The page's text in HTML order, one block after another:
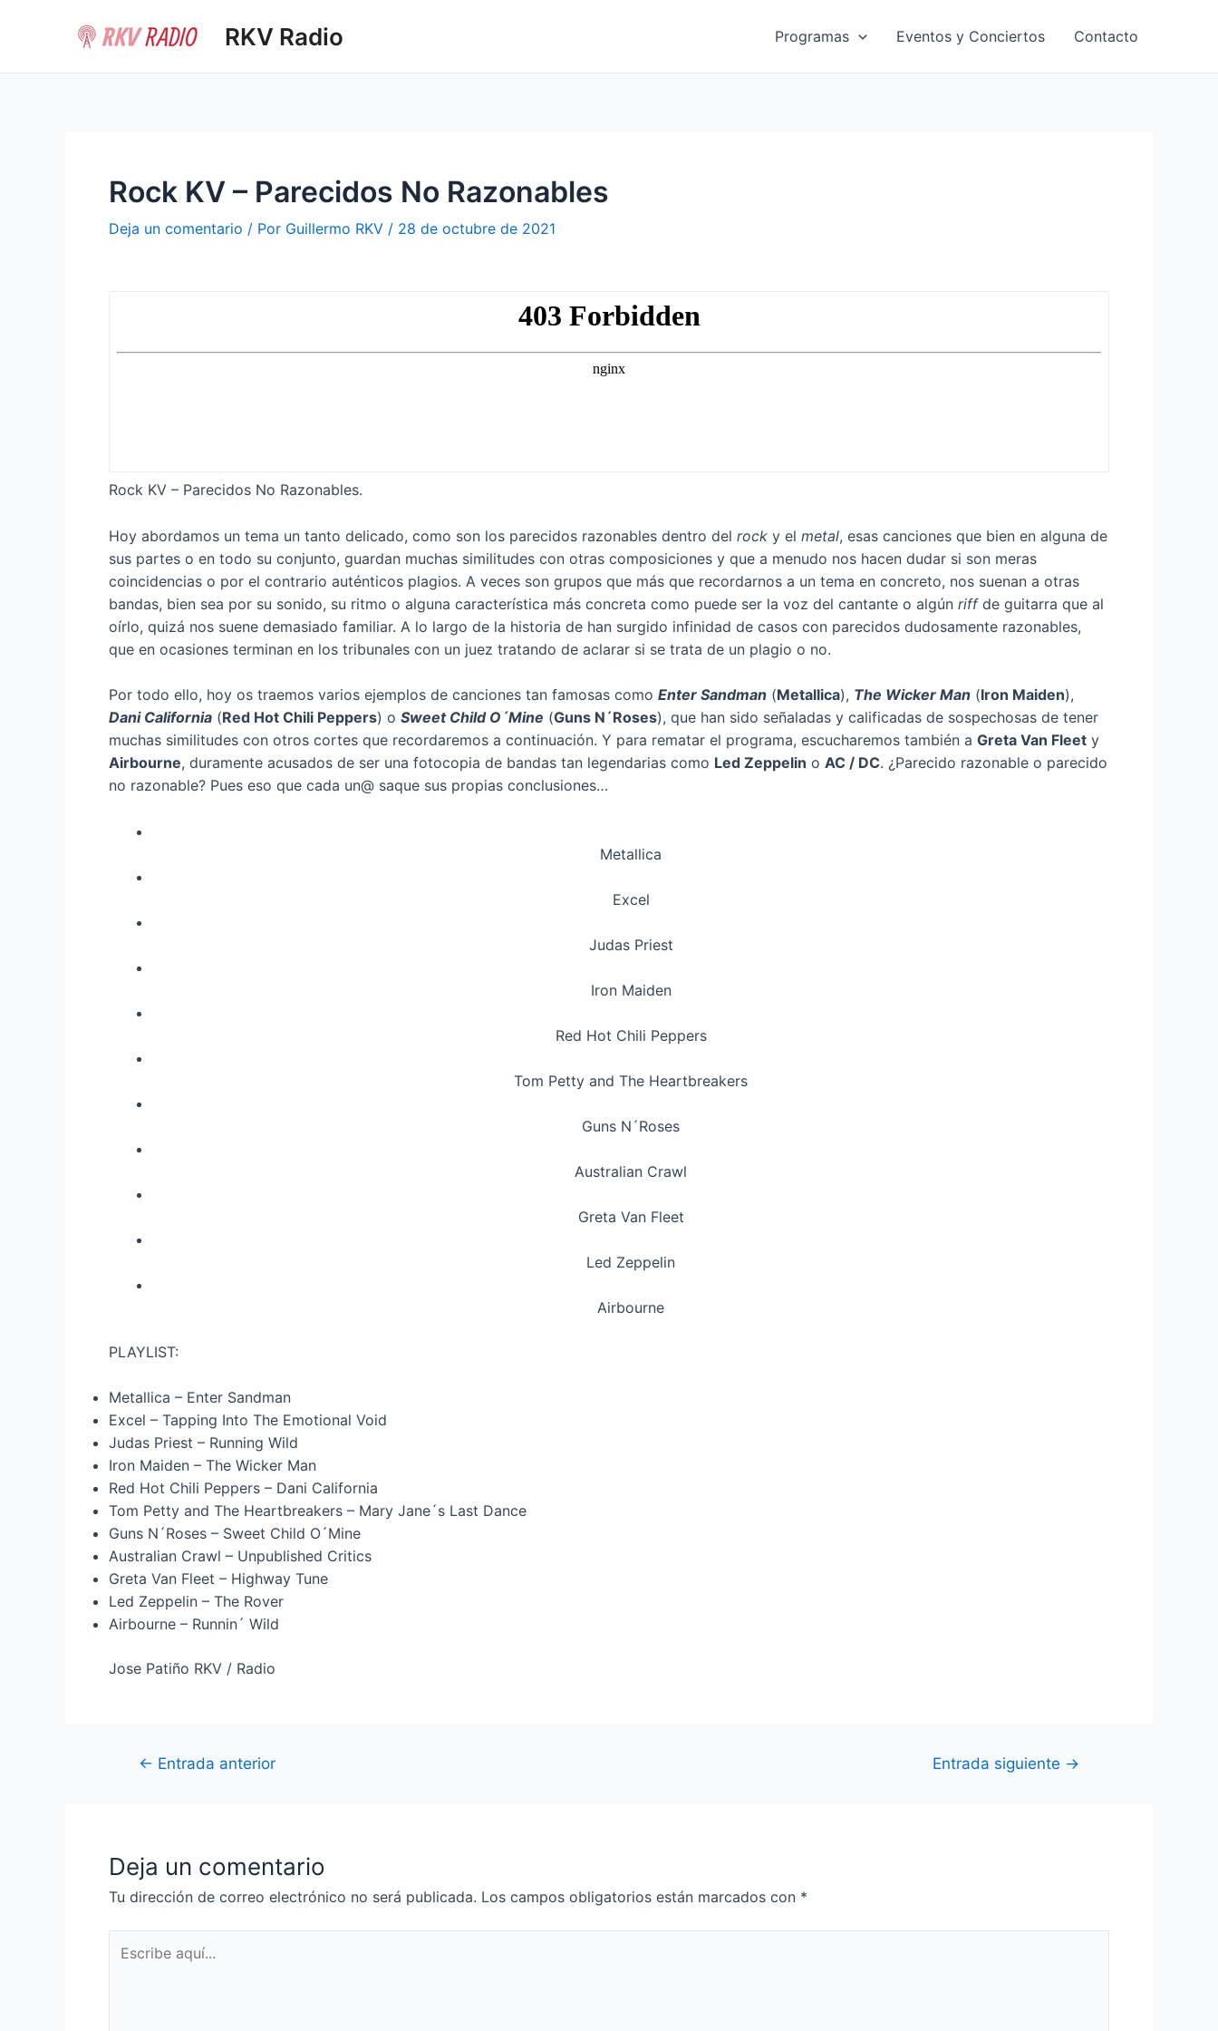
RKV Radio Programas Eventos y Conciertos Contacto
Rock KV – Parecidos No Razonables
Deja un comentario / Por Guillermo RKV / 28 de octubre de 2021
Rock KV – Parecidos No Razonables.
Hoy abordamos un tema un tanto delicado, como son los parecidos razonables dentro del rock y el metal, esas canciones que bien en alguna de
sus partes o en todo su conjunto, guardan muchas similitudes con otras composiciones y que a menudo nos hacen dudar si son meras
coincidencias o por el contrario auténticos plagios. A veces son grupos que más que recordarnos a un tema en concreto, nos suenan a otras
bandas, bien sea por su sonido, su ritmo o alguna característica más concreta como puede ser la voz del cantante o algún riff de guitarra que al
oírlo, quizá nos suene demasiado familiar. A lo largo de la historia de han surgido infinidad de casos con parecidos dudosamente razonables,
que en ocasiones terminan en los tribunales con un juez tratando de aclarar si se trata de un plagio o no.
Por todo ello, hoy os traemos varios ejemplos de canciones tan famosas como Enter Sandman (Metallica), The Wicker Man (Iron Maiden),
Dani California (Red Hot Chili Peppers) o Sweet Child O´Mine (Guns N´Roses), que han sido señaladas y calificadas de sospechosas de tener
muchas similitudes con otros cortes que recordaremos a continuación. Y para rematar el programa, escucharemos también a Greta Van Fleet y
Airbourne, duramente acusados de ser una fotocopia de bandas tan legendarias como Led Zeppelin o AC / DC. ¿Parecido razonable o parecido
no razonable? Pues eso que cada un@ saque sus propias conclusiones…
Metallica
Excel
Judas Priest
Iron Maiden
Red Hot Chili Peppers
Tom Petty and The Heartbreakers
Guns N´Roses
Australian Crawl
Greta Van Fleet
Led Zeppelin
Airbourne
PLAYLIST:
Metallica – Enter Sandman
Excel – Tapping Into The Emotional Void
Judas Priest – Running Wild
Iron Maiden – The Wicker Man
Red Hot Chili Peppers – Dani California
Tom Petty and The Heartbreakers – Mary Jane´s Last Dance
Guns N´Roses – Sweet Child O´Mine
Australian Crawl – Unpublished Critics
Greta Van Fleet – Highway Tune
Led Zeppelin – The Rover
Airbourne – Runnin´ Wild
Jose Patiño RKV / Radio
Navegación
← Entrada anterior Entrada siguiente →
Deja un comentario
Tu dirección de correo electrónico no será publicada. Los campos obligatorios están marcados con *
aquí...